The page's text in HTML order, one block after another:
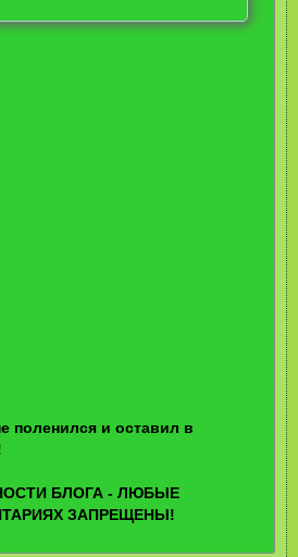
поленился и оставил в
БЛОГА - ЛЮБЫЕ
ЗАПРЕЩЕНЫ!